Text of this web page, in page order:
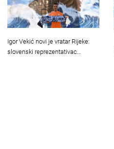
Igor Vekić novi je vratar Rijeke:
slovenski reprezentativac…